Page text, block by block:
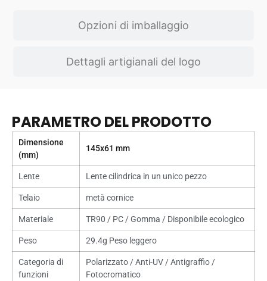
Opzioni di imballaggio
Dettagli artigianali del logo
PARAMETRO DEL PRODOTTO
Dimensione
(mm)
145x61 mm
Lente Lente cilindrica in un unico pezzo
Telaio metà cornice
Materiale TR90 / PC / Gomma / Disponibile ecologico
Peso 29.4g Peso leggero
Categoria di
funzioni
Polarizzato / Anti-UV / Antigraffio /
Fotocromatico